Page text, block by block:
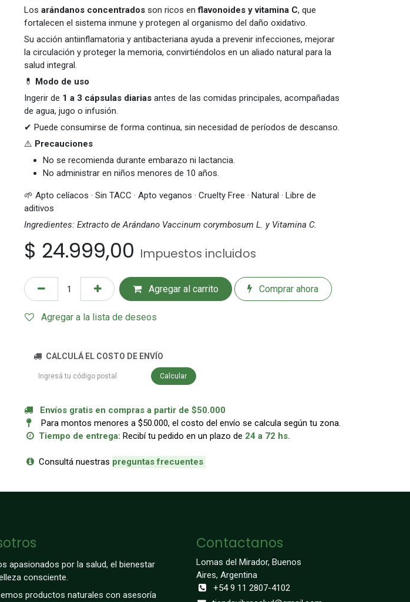
Los arándanos concentrados son ricos enflavonoides y vitamina C, que
fortalecen el sistema inmune y protegen al organismo del daño oxidativo.
Su acción antiinflamatoria y antibacteriana ayuda a prevenir infecciones, mejorar
la circulación y proteger la memoria, convirtiéndolos en un aliado natural para la
salud integral.
💊
Modo de uso
Ingerir de 1 a 3 cápsulas diarias antes de las comidas principales, acompañadas
de agua, jugo o infusión.
✔ Puede consumirse de forma continua, sin necesidad de períodos de descanso.
⚠️ Precauciones
No se recomienda durante embarazo ni lactancia.
No administrar en niños menores de 10 años.
🌱 Apto celíacos · Sin TACC · Apto veganos · Cruelty Free · Natural · Libre de
aditivos
Ingredientes: Extracto de Arándano Vaccinum corymbosum L. y Vitamina C.
$ 24.999,00 Impuestos incluidos
Agregar al carrito Comprar ahora
Agregar a la lista de deseos
CALCULÁ EL COSTO DE ENVÍO
Calcular
Envíos gratis en compras a partir de $50.000
Para montos menores a $50.000, el costo del envío se calcula según tu zona.
Tiempo de entrega: Recibí tu pedido en un plazo de 24 a 72 hs.
Consultá nuestras preguntas frecuentes
apasionados por la salud, el bienestar
consciente.
productos naturales con asesoría
Contactanos
Lomas del Mirador, Buenos
Aires, Argentina
+54 9 11 2807-4102